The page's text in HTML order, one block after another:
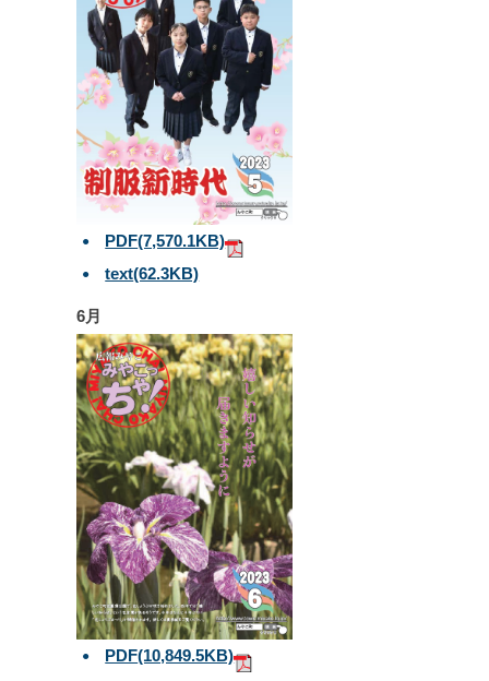
PDF(7,570.1KB)
text(62.3KB)
6月
PDF(10,849.5KB)